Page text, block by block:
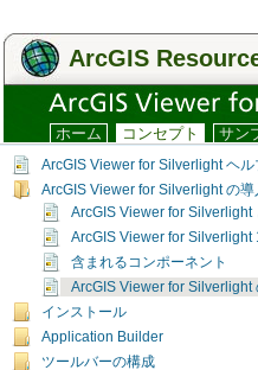
ArcGIS
ホーム コンセプト サン
ArcGIS Viewer for Silverlight ヘル
ArcGIS Viewer for Silverlight の導
ArcGIS Viewer for Silverlight
ArcGIS Viewer for Silverlight
含まれるコンポーネント
ArcGIS Viewer for Silverlight
インストール
Application Builder
ツールバーの構成